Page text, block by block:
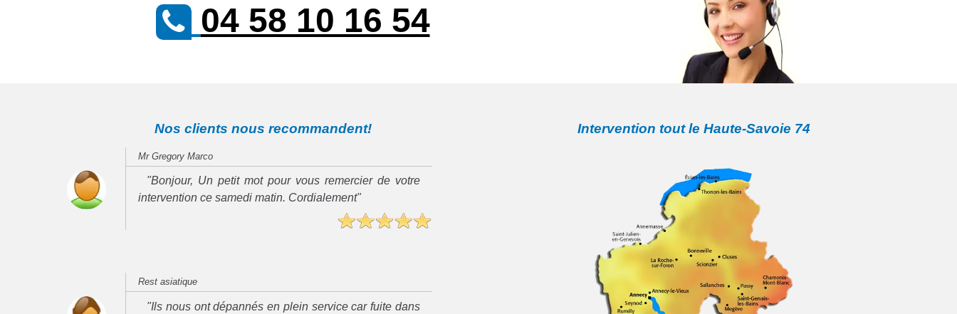
04 58 10 16 54
Nos clients nous recommandent!
Mr Gregory Marco
"Bonjour, Un petit mot pour vous remercier de votre
intervention ce samedi matin. Cordialement"
Rest asiatique
"Ils nous ont dépannés en plein service car fuite dans
Intervention tout le Haute-Savoie 74